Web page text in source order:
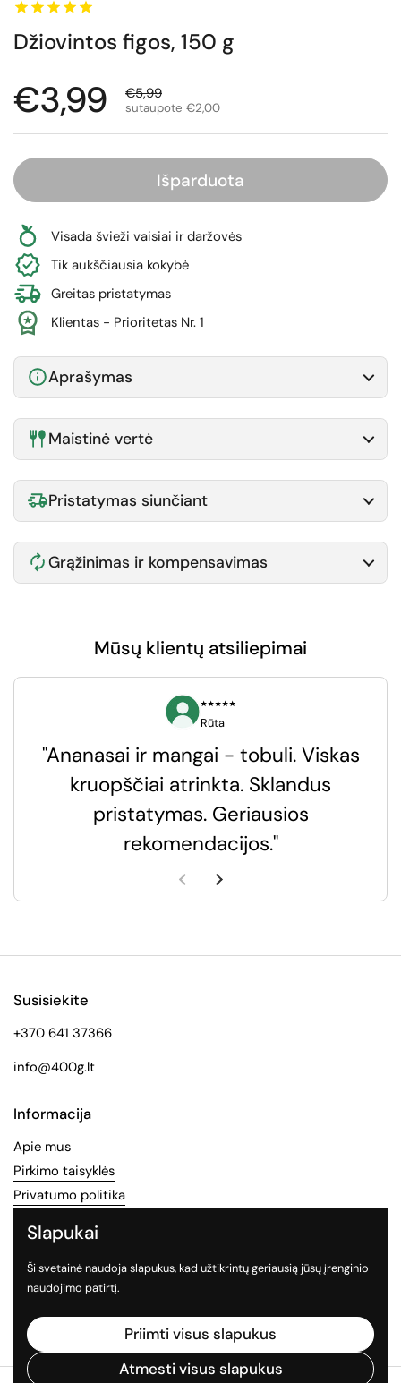
Džiovintos figos, 150 g
Normali kaina
€3,99 Išpardavimo kaina
€5,99
sutaupote €2,00
Išparduota
Visada švieži vaisiai ir daržovės
Tik aukščiausia kokybė
Greitas pristatymas
Klientas - Prioritetas Nr. 1
Aprašymas
Maistinė vertė
Pristatymas siunčiant
Grąžinimas ir kompensavimas
Mūsų klientų atsiliepimai
⭑⭑⭑⭑⭑
Rūta
"Ananasai ir mangai - tobuli. Viskas
kruopščiai atrinkta. Sklandus
pristatymas. Geriausios
rekomendacijos."
Ankstesnė skaidrė
Kita skaidrė
Susisiekite
+370 641 37366
info@400g.lt
Informacija
Apie mus
Pirkimo taisyklės
Privatumo politika
Socialinės medijos
Sekite mus socialiniuose tinkluose
Facebook
Slapukai
Ši svetainė naudoja slapukus, kad užtikrintų geriausią jūsų įrenginio
naudojimo patirtį.
Priimti visus slapukus
Atmesti visus slapukus